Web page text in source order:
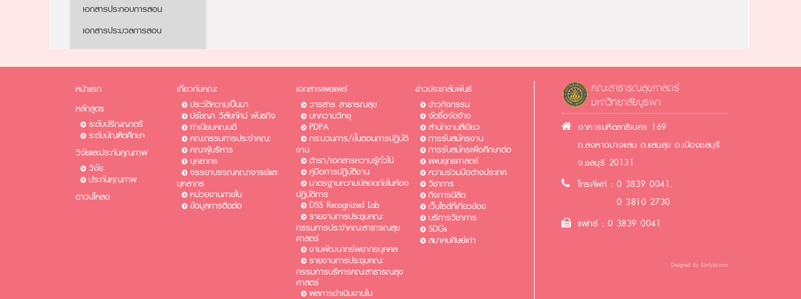
เอกสารประกอบการสอน
เอกสารประมวลการสอน
หน้าแรก
หลักสูตร
ระดับปริญญาตรี
ระดับบัณฑิตศึกษา
วิจัยและประกันคุณภาพ
วิจัย
ประกันคุณภาพ
ดาวน์โหลด
เกี่ยวกับคณะ
ประวัติความเป็นมา
ปรัชญา วิสัยทัศน์ พันธกิจ
ทำเนียบคณบดี
คณะกรรมการประจำคณะ
คณะผู้บริหาร
บุคลากร
จรรยาบรรณคณาจารย์และ
บุคลากร
หน่วยงานภายใน
ข้อมูลการติดต่อ
เอกสารเผยแพร่
วารสาร สาธารณสุข
บทความวิทยุ
PDPA
กระบวนการ/ขั้นตอนการปฏิบัติ
งาน
ตำรา/เอกสารความรู้ทั่วไป
คู่มือการปฏิบัติงาน
มาตรฐานความปลอดภัยในห้อง
ปฏิบัติการ
DSS Recognized Lab
รายงานการประชุมคณะ
กรรมการประจำคณะสาธารณสุข
ศาสตร์
งานพัฒนาทรัพยากรบุคคล
รายงานการประชุมคณะ
กรรมการบริหารคณะสาธารณสุข
ศาสตร์
ผลการดำเนินงานใน
ข่าวประชาสัมพันธ์
ข่าวกิจกรรม
จัดซื้อจัดจ้าง
สำนักงานสีเขียว
การรับสมัครงาน​​
การรับสมัครเพื่อศึกษาต่อ​
แผนยุทธศาสตร์
ความร่วมมือต่างประเทศ
วิชาการ
กิจการนิสิต
เว็บไซต์ที่เกี่ยวข้อง
บริการวิชาการ
SDGs
สมาคมศิษย์เก่า
คณะสาธารณสุขศาสตร์
มหาวิทยาลัยบูรพา
อาคารมหิตลาธิเบศร 169
ถ.ลงหาดบางแสน ต.แสนสุข อ.เมืองชลบุรี
จ.ชลบุรี 20131
โทรศัพท์ : 0 3839 0041,
0 3810 2730
แฟกซ์ : 0 3839 0041
Designed By Simlysis.com